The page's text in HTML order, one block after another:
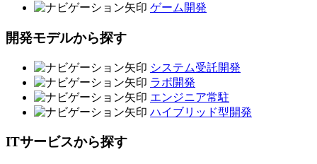
ゲーム開発
開発モデルから探す
システム受託開発
ラボ開発
エンジニア常駐
ハイブリッド型開発
ITサービスから探す